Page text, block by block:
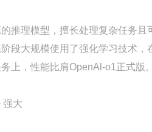
推理模型，擅长处理复杂任务
段大规模使用了强化学习技术
上，性能比肩OpenAl-o1正式版
强大